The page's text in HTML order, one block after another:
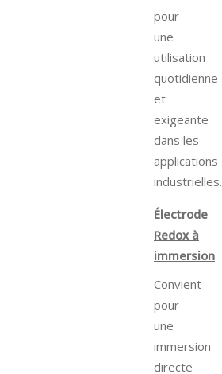
pour
une
utilisation
quotidienne
et
exigeante
dans les
applications
industrielles.
Électrode
Redox à
immersion
Convient
pour
une
immersion
directe